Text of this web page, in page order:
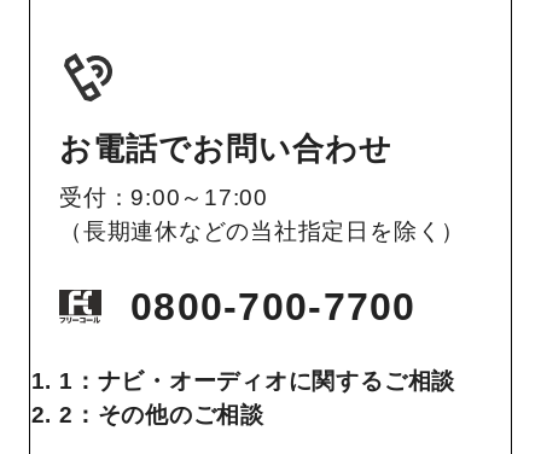
お電話でお問い合わせ
受付：9:00～17:00
（長期連休などの当社指定日を除く）
0800-700-7700
1：ナビ・オーディオに関するご相談
2：その他のご相談